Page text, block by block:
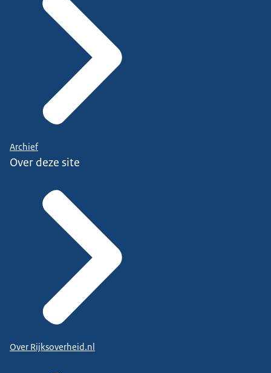
Archief
Over deze site
Over Rijksoverheid.nl